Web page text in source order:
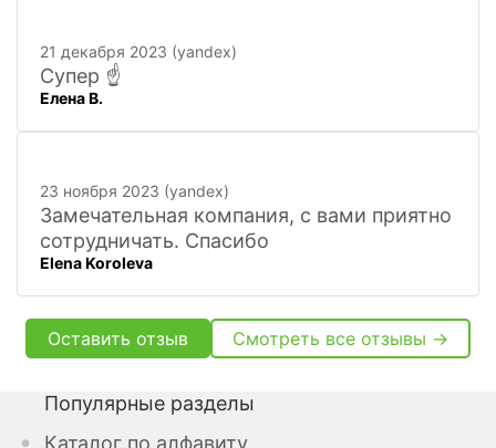
искать
21 декабря 2023 (yandex)
Супер ☝️
Елена В.
23 ноября 2023 (yandex)
Замечательная компания, с вами приятно
сотрудничать. Спасибо
Elena Koroleva
Оставить отзыв Смотреть все отзывы →
Популярные разделы
Каталог по алфавиту